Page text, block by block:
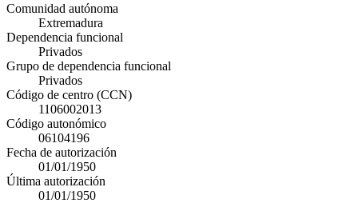
Comunidad autónoma
Extremadura
Dependencia funcional
Privados
Grupo de dependencia funcional
Privados
Código de centro (CCN)
1106002013
Código autonómico
06104196
Fecha de autorización
01/01/1950
Última autorización
01/01/1950